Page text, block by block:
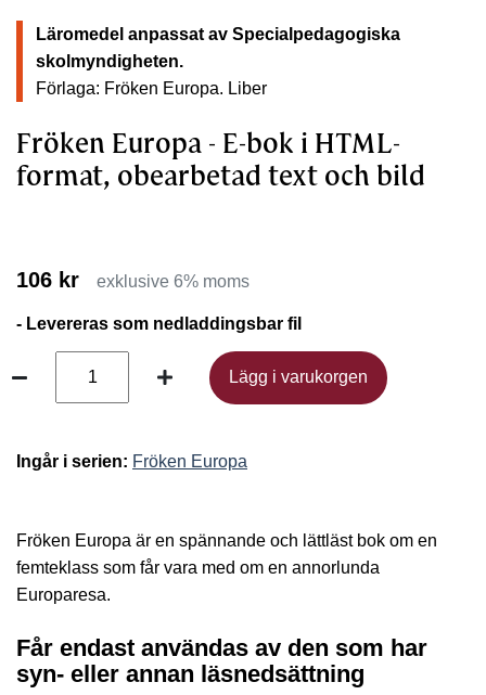
Läromedel anpassat av Specialpedagogiska
skolmyndigheten.
Förlaga: Fröken Europa. Liber
Fröken Europa - E-bok i HTML-
format, obearbetad text och bild
106 kr exklusive 6% moms
- Levereras som nedladdingsbar fil
Lägg i varukorgen
Lägg i varukorgen
Ingår i serien: Fröken Europa
Fröken Europa är en spännande och lättläst bok om en
femteklass som får vara med om en annorlunda
Europaresa.
Får endast användas av den som har
syn- eller annan läsnedsättning